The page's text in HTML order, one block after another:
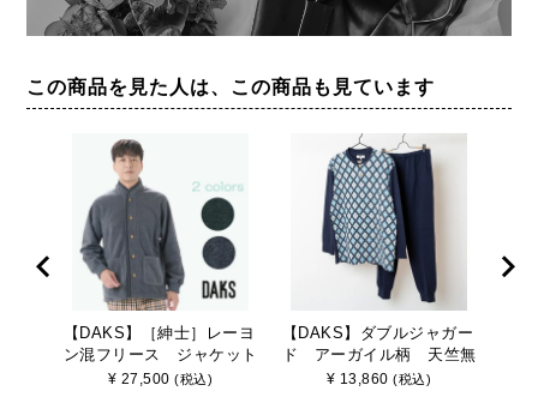
この商品を見た人は、この商品も見ています
【DAKS】［紳士］レーヨ
ン混フリース ジャケット
¥ 27,500 (税込)
【DAKS】ダブルジャガー
ド アーガイル柄 天竺無
地 メンズ 上下セット 日本
¥ 13,860 (税込)